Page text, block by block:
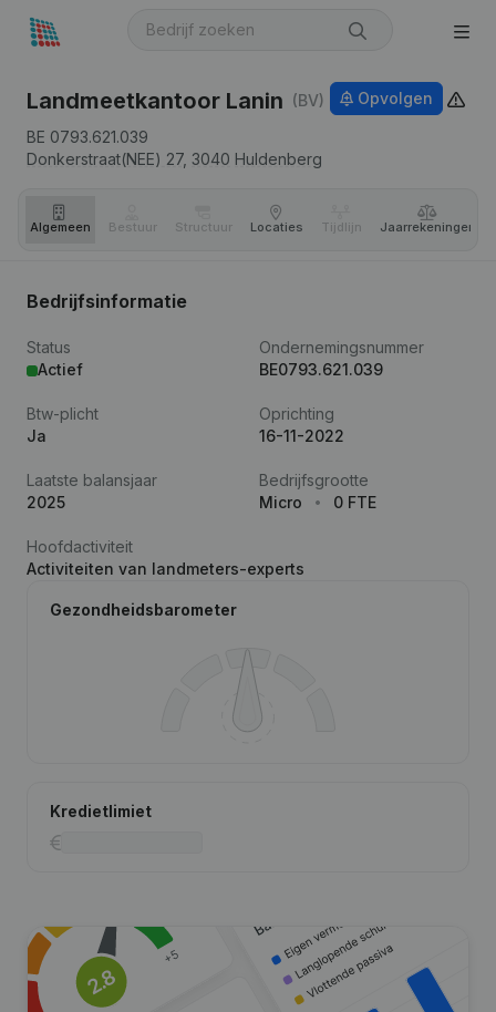
Landmeetkantoor Lanin (BV)
BE 0793.621.039
Donkerstraat(NEE) 27, 3040 Huldenberg
Opvolgen
Algemeen Bestuur Structuur Locaties Tijdlijn Jaar­rekeningen
Bedrijfsinformatie
Status
Actief
Ondernemingsnummer
BE0793.621.039
Btw-plicht
Ja
Oprichting
16-11-2022
Laatste balansjaar
2025
Bedrijfsgrootte
Micro
0 FTE
Hoofdactiviteit
Activiteiten van landmeters-experts
Gezondheidsbarometer
Kredietlimiet